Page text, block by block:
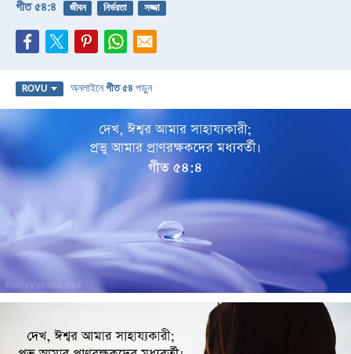
গীত ৫৪:৪ জীবন নির্ভরতা সজ্জা
ROVU অনলাইনেগীত ৫৪ পড়ুন